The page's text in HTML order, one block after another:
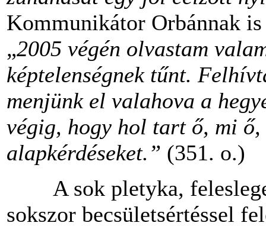
Kommunikátor Orbánnak
„2005 végén olvastam
képtelenségnek tűnt.
menjünk el valahova a
végig, hogy hol tart ő, mi ő,
alapkérdéseket.” (351. o.)
A sok pletyka,
sokszor becsületsértéssel